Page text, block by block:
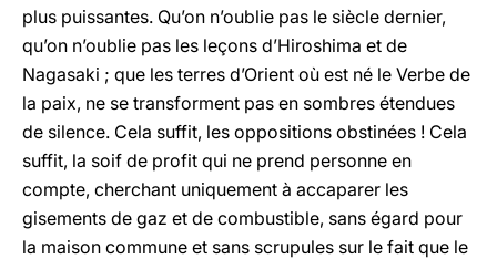
plus puissantes. Qu’on n’oublie pas le siècle dernier,
qu’on n’oublie pas les leçons d’Hiroshima et de
Nagasaki ; que les terres d’Orient où est né le Verbe de
la paix, ne se transforment pas en sombres étendues
de silence. Cela suffit, les oppositions obstinées ! Cela
suffit, la soif de profit qui ne prend personne en
compte, cherchant uniquement à accaparer les
gisements de gaz et de combustible, sans égard pour
la maison commune et sans scrupules sur le fait que le